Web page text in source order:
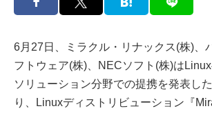
6月27日、ミラクル・リナックス(株)、
フトウェア(株)、NECソフト(株)は
ソリューション分野での提携を発表し
り、Linuxディストリビューション『